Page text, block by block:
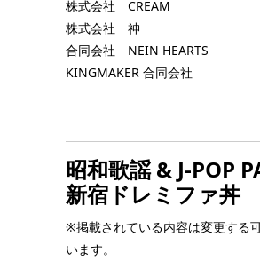
株式会社 CREAM
株式会社 神
合同会社 NEIN HEARTS
KINGMAKER 合同会社
昭和歌謡 & J-POP
新宿ドレミファ丼
※掲載されている内容は変更する
います。